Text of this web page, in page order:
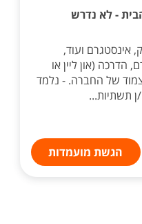
- לא נדרש
אינסטגרם ועוד,
הדרכה (און ליין או
צמוד של החברה. - נלמד
תשתיות...
הגשת מועמדות